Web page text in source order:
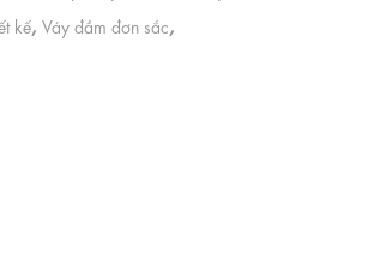
kế, Váy đầm đơn sắc,